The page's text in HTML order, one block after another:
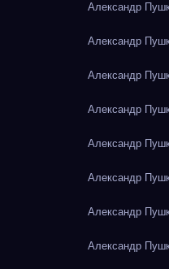
Александр
Александр
Александр
Александр
Александр
Александр
Александр
Александр